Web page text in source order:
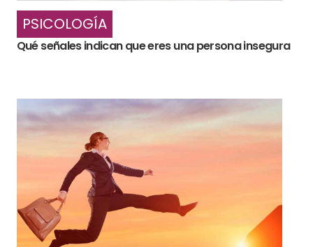
PSICOLOGÍA
Qué señales indican que eres una persona insegura